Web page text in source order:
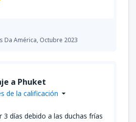
Da América, Octubre 2023
a Phuket
de la calificación
3 días debido a las duchas frías